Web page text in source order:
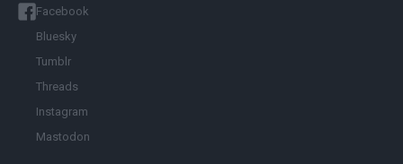
Facebook
Bluesky
Tumblr
Threads
Instagram
Mastodon